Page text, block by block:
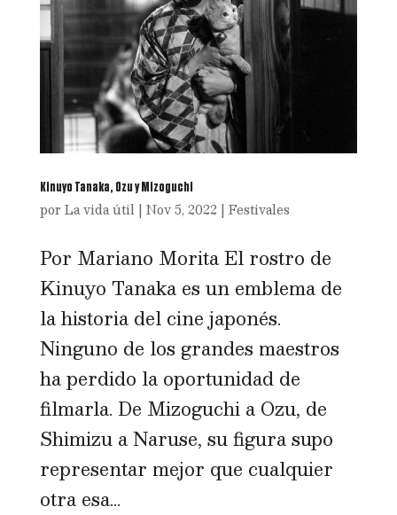
Kinuyo Tanaka, Ozu y Mizoguchi
por La vida útil| Nov 5, 2022 | Festivales
Por Mariano Morita El rostro de
Kinuyo Tanaka es un emblema de
la historia del cine japonés.
Ninguno de los grandes maestros
ha perdido la oportunidad de
filmarla. De Mizoguchi a Ozu, de
Shimizu a Naruse, su figura supo
representar mejor que cualquier
otra esa...